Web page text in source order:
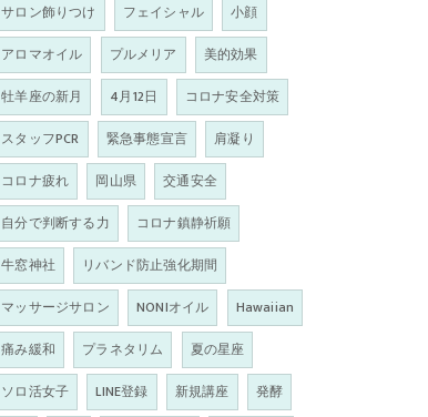
サロン飾りつけ
フェイシャル
小顔
アロマオイル
プルメリア
美的効果
牡羊座の新月
4月12日
コロナ安全対策
スタッフPCR
緊急事態宣言
肩凝り
コロナ疲れ
岡山県
交通安全
自分で判断する力
コロナ鎮静祈願
牛窓神社
リバンド防止強化期間
マッサージサロン
NONIオイル
Hawaiian
痛み緩和
プラネタリム
夏の星座
ソロ活女子
LINE登録 新規講座
発酵